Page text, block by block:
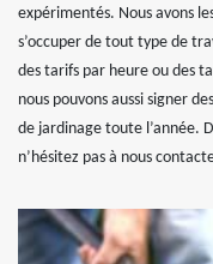
expérimentés. Nous avons
s’occuper de tout type de
des tarifs par heure ou des
nous pouvons aussi signer
de jardinage toute l’année.
n’hésitez pas à nous